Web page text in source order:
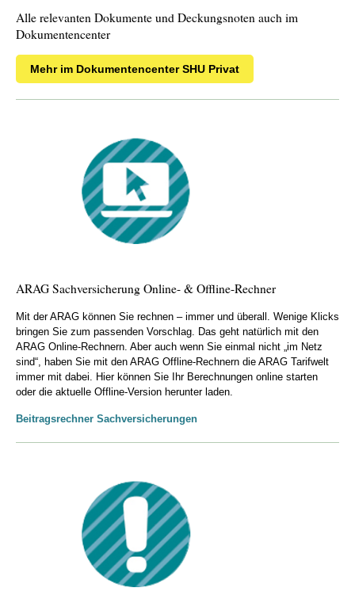
Ernährungsberatung
„Kasko“ – Deckung für Sportgeräte bis 5.000 Euro
Erstattung von Wettkampfgebühren und Skipass bis zu 500
Wenn zum großen Ereignis aufgrund eines Unfalls nicht
angetreten werden kann.
Serviceleistungen unseres Kooperationspartners
(bekannt aus der Kranken-Vollversicherung –) jetzt neu und erstmalig
integriert in ein Produkt der ARAG Allgemeine
Gespräch mit erfahrenen Ärzten per Telefon, Video oder
Chat
Alle relevanten Dokumente und Deckungsnoten auch im
Dokumentencenter
Mehr im Dokumentencenter SHU Privat
ARAG Sachversicherung Online- & Offline-Rechner
Mit der ARAG können Sie rechnen – immer und überall. Wenige Klicks
bringen Sie zum passenden Vorschlag. Das geht natürlich mit den
ARAG Online-Rechnern. Aber auch wenn Sie einmal nicht „im Netz
sind“, haben Sie mit den ARAG Offline-Rechnern die ARAG Tarifwelt
immer mit dabei. Hier können Sie Ihr Berechnungen online starten
oder die aktuelle Offline-Version herunter laden.
Beitragsrechner Sachversicherungen